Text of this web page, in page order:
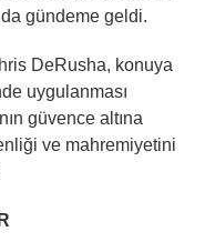
gündeme geldi.
DeRusha, konuya
uygulanması
güvence altına
ve mahremiyetini